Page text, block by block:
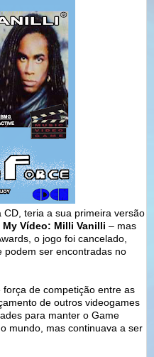
CD, teria a sua primeira versão
My Vídeo: Milli Vanilli – mas
o jogo foi cancelado,
podem ser encontradas no
de competição entre as
de outros videogames
para manter o Game
mundo, mas continuava a ser